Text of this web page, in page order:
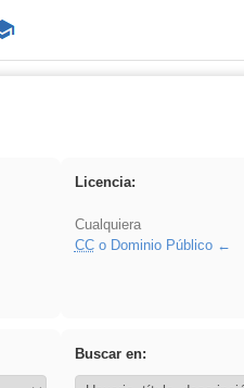
Licencia:
Cualquiera
CCo Dominio Público
Buscar en: